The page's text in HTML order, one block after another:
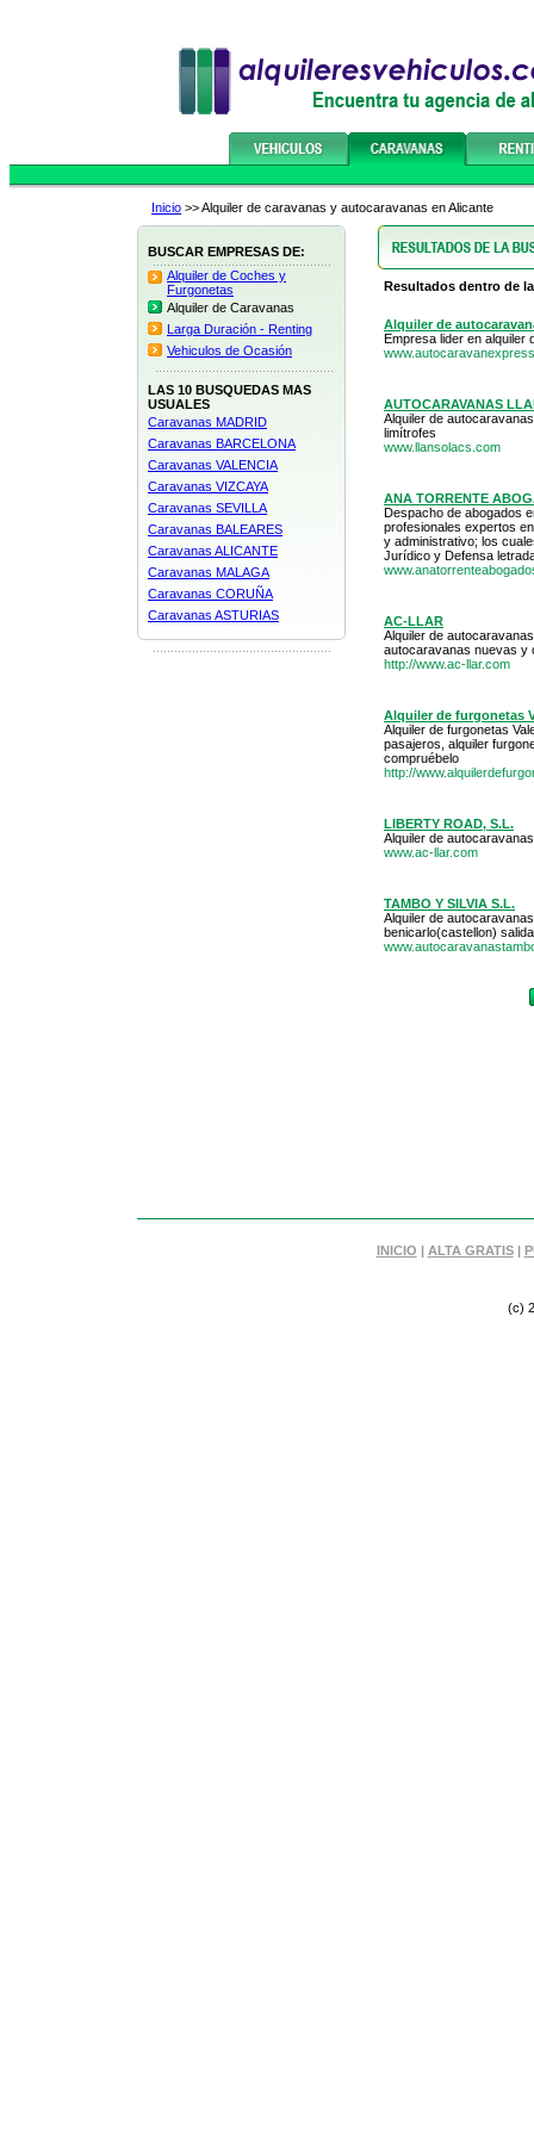
Inicio >> Alquiler de caravanas y autocaravanas en Alicante
BUSCAR EMPRESAS DE:
Alquiler de Coches y
Furgonetas
Alquiler de Caravanas
Larga Duración - Renting
Vehiculos de Ocasión
LAS 10 BUSQUEDAS MAS
USUALES
Caravanas MADRID
Caravanas BARCELONA
Caravanas VALENCIA
Caravanas VIZCAYA
Caravanas SEVILLA
Caravanas BALEARES
Caravanas ALICANTE
Caravanas MALAGA
Caravanas CORUÑA
Caravanas ASTURIAS
Resultados dentro de
Alquiler de
Empresa lider en alquiler
AUTOCARAVANAS
Alquiler de
limítrofes
www.llansolacs.com
ANA TORRENTE
Despacho de abogados
profesionales expertos
y administrativo; los
Jurídico y Defensa
AC-LLAR
Alquiler de
autocaravanas nuevas y
http://www.ac-llar.com
Alquiler de furgonetas
Alquiler de furgonetas
pasajeros, alquiler
compruébelo
http://
LIBERTY ROAD, S.L.
Alquiler de autocaravanas
www.ac-llar.com
TAMBO Y SILVIA S.L.
Alquiler de
benicarlo(castellon)
INICIO | ALTA GRATIS|
(c)